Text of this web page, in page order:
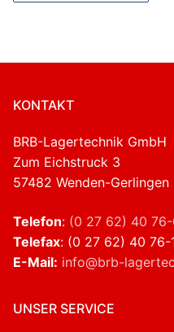
KONTAKT
BRB-Lagertechnik GmbH
Zum Eichstruck 3
57482 Wenden-Gerlingen
Telefon: (0 27 62) 40
Telefax: (0 27 62) 40 76-
E-Mail: info@brb-
UNSER SERVICE